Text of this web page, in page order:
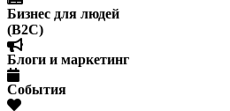
Бизнес для людей
(B2C)
Блоги и маркетинг
События